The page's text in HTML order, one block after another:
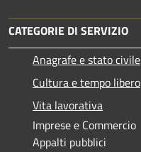
CATEGORIE DI SERVIZIO
Anagrafe e stato civile
Cultura e tempo libero
Vita lavorativa
Imprese e Commercio
Appalti pubblici